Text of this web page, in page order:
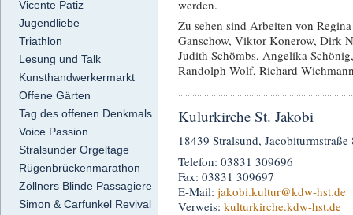
Vicente Patiz
Jugendliebe
Triathlon
Lesung und Talk
Kunsthandwerkermarkt
Offene Gärten
Tag des offenen Denkmals
Voice Passion
Stralsunder Orgeltage
Rügenbrückenmarathon
Zöllners Blinde Passagiere
Simon & Carfunkel Revival
werden.
Zu sehen sind Arbeiten von
Ganschow, Viktor Konerow, Dirk
Judith Schömbs, Angelika
Randolph Wolf, Richard
Kulurkirche St. Jakobi
18439 Stralsund, Jacobiturmstraße
Telefon: 03831 309696
Fax: 03831 309697
E-Mail: jakobi.kultur@kdw-hst.de
Verweis: kulturkirche.kdw-hst.de